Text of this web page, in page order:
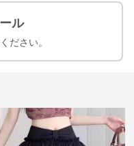
ル
ださい。